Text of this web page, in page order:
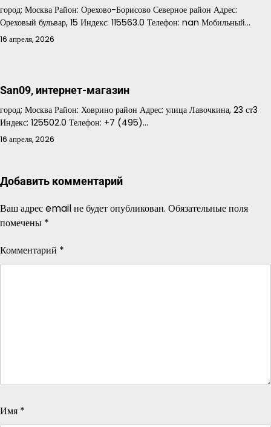
город: Москва Район: Орехово-Борисово Северное район Адрес:
Ореховый бульвар, 15 Индекс: 115563.0 Телефон: nan Мобильный…
16 апреля, 2026
San09, интернет-магазин
город: Москва Район: Ховрино район Адрес: улица Лавочкина, 23 ст3
Индекс: 125502.0 Телефон: +7 (495)…
16 апреля, 2026
Добавить комментарий
Ваш адрес email не будет опубликован. Обязательные поля
помечены *
Комментарий *
Имя *